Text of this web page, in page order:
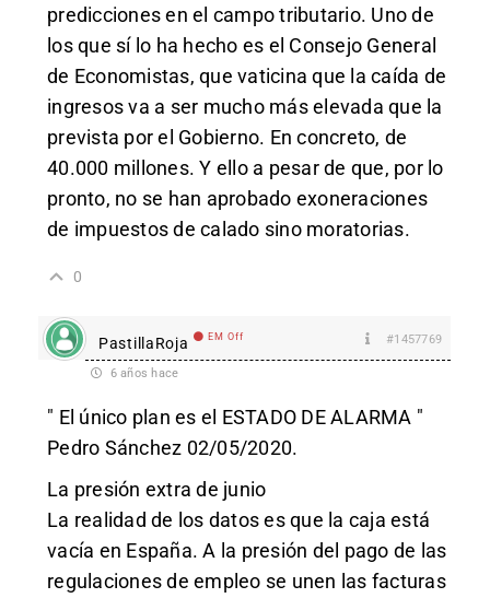
predicciones en el campo tributario. Uno de
los que sí lo ha hecho es el Consejo General
de Economistas, que vaticina que la caída de
ingresos va a ser mucho más elevada que la
prevista por el Gobierno. En concreto, de
40.000 millones. Y ello a pesar de que, por lo
pronto, no se han aprobado exoneraciones
de impuestos de calado sino moratorias.
0
PastillaRoja EM Off #1457769
6 años hace
" El único plan es el ESTADO DE ALARMA "
Pedro Sánchez 02/05/2020.
La presión extra de junio
La realidad de los datos es que la caja está
vacía en España. A la presión del pago de las
regulaciones de empleo se unen las facturas